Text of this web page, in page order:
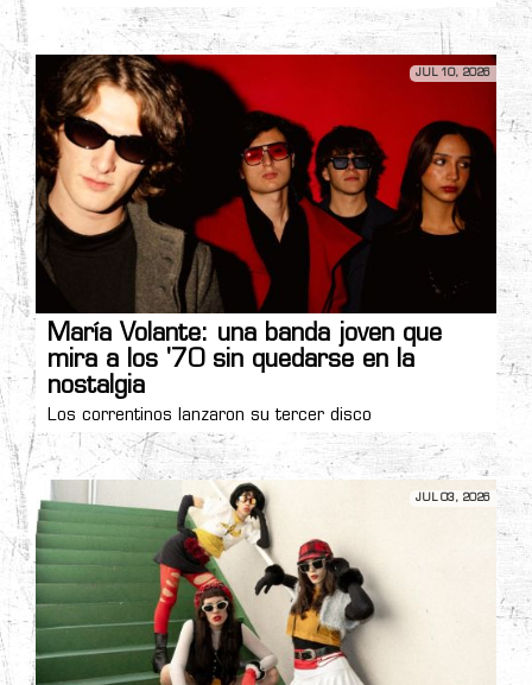
JUL 10, 2026
María Volante: una banda joven que
mira a los '70 sin quedarse en la
nostalgia
Los correntinos lanzaron su tercer disco
JUL 03, 2026